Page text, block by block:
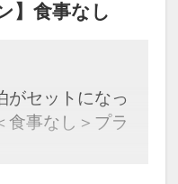
】食事なし
がセットになっ
食事なし＞プラ